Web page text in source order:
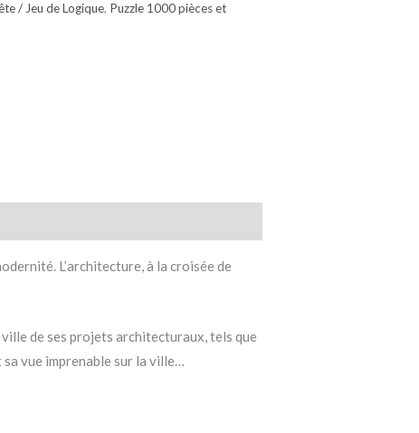
/ Jeu de Logique, Puzzle 1000 pièces et
L’architecture, à la croisée de
de ses projets architecturaux, tels que
sa vue imprenable sur la ville…